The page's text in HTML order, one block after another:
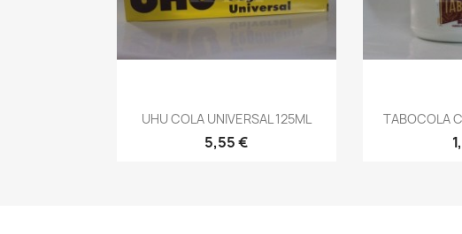
UHU COLA UNIVERSAL 125ML
5,55 €
Vista rápida TABOCOLA
